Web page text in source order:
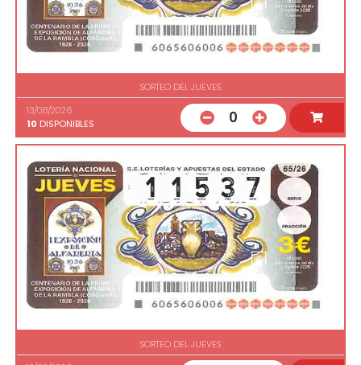
SORTEO DEL JUEVES
13/08/2026
10 DISPONIBLES 0
SORTEO DEL JUEVES